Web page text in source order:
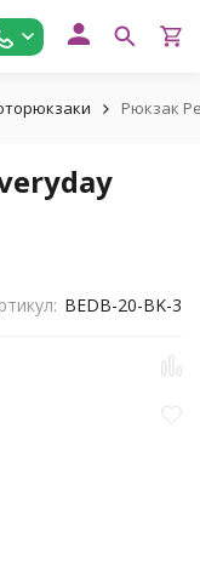
Рюкзак
BEDB-20-BK-3